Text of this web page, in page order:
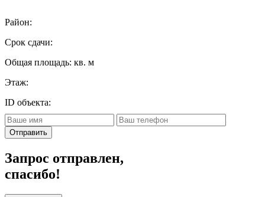
Район:
Срок сдачи:
Общая площадь: кв. м
Этаж:
ID объекта:
Отправить
Запрос отправлен,
спасибо!